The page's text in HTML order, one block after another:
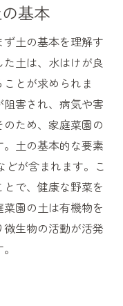
ニック
方法
管理
点
選び方
園土
壌改良方法
の土作り
題点
ないためのコ
の収穫を増やす
基本
土の基本を理解す
土は、水はけが良
とが求められま
害され、病気や害
ため、家庭菜園の
土の基本的な要素
どが含まれます。こ
で、健康な野菜を
園の土は有機物を
生物の活動が活発